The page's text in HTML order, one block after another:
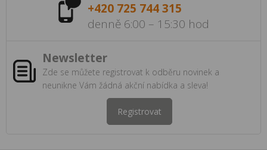
+420 725 744 315
denně 6:00 – 15:30 hod
Newsletter
Zde se můžete registrovat k odběru novinek a
neunikne Vám žádná akční nabídka a sleva!
Registrovat